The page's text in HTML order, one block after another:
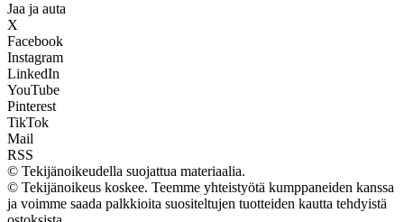
Jaa ja auta
X
Facebook
Instagram
LinkedIn
YouTube
Pinterest
TikTok
Mail
RSS
© Tekijänoikeudella suojattua materiaalia.
© Tekijänoikeus koskee. Teemme yhteistyötä kumppaneiden kanssa
ja voimme saada palkkioita suositeltujen tuotteiden kautta tehdyistä